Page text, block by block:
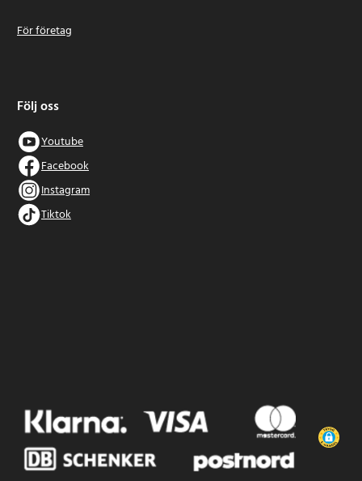
För företag
Följ oss
Youtube
Facebook
Instagram
Tiktok